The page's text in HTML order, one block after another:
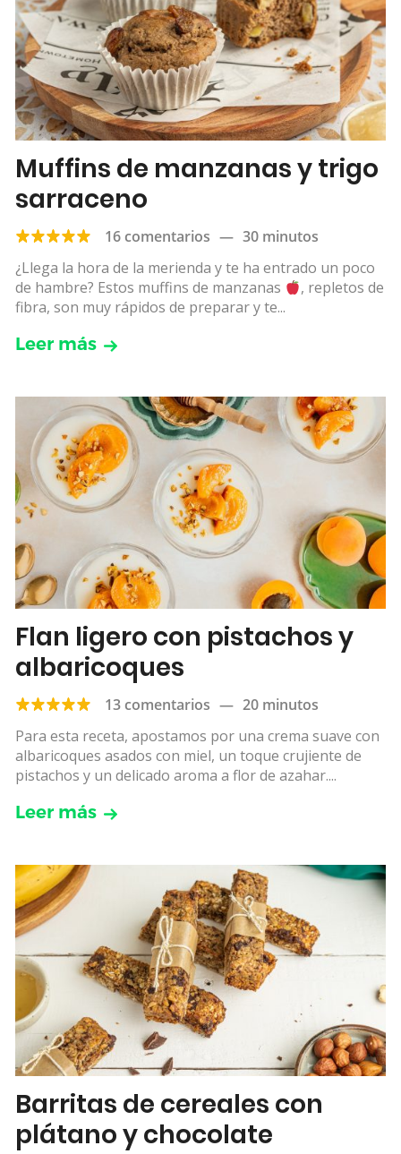
Muffins de manzanas y trigo
sarraceno
16 comentarios — 30 minutos
¿Llega la hora de la merienda y te ha entrado un poco
de hambre? Estos muffins de manzanas
, repletos de
fibra, son muy rápidos de preparar y te...
Leer más
Flan ligero con pistachos y
albaricoques
13 comentarios — 20 minutos
Para esta receta, apostamos por una crema suave con
albaricoques asados con miel, un toque crujiente de
pistachos y un delicado aroma a flor de azahar....
Leer más
Barritas de cereales con
plátano y chocolate